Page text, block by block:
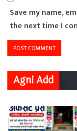
Save my name,
the next time I
Agni Add